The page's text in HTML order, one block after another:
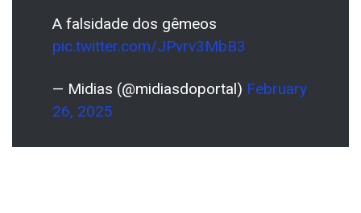
A falsidade dos gêmeos
pic.twitter.com/JPvrv3MbB3
— Midias (@midiasdoportal) February
26, 2025